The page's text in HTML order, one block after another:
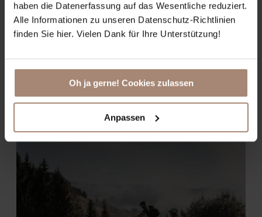
haben die Datenerfassung auf das Wesentliche reduziert.
Alle Informationen zu unseren Datenschutz-Richtlinien
finden Sie hier. Vielen Dank für Ihre Unterstützung!
Oh ja gerne! Cookies zulassen
Anpassen
ANFRAGEN
BUCHEN